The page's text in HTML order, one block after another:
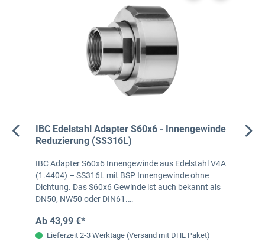
IBC Edelstahl Adapter S60x6 - Innengewinde
Reduzierung (SS316L)
IBC Adapter S60x6 Innengewinde aus Edelstahl V4A
(1.4404) – SS316L mit BSP Innengewinde ohne
Dichtung. Das S60x6 Gewinde ist auch bekannt als
DN50, NW50 oder DIN61.…
Ab 43,99 €*
Lieferzeit 2-3 Werktage (Versand mit DHL Paket)